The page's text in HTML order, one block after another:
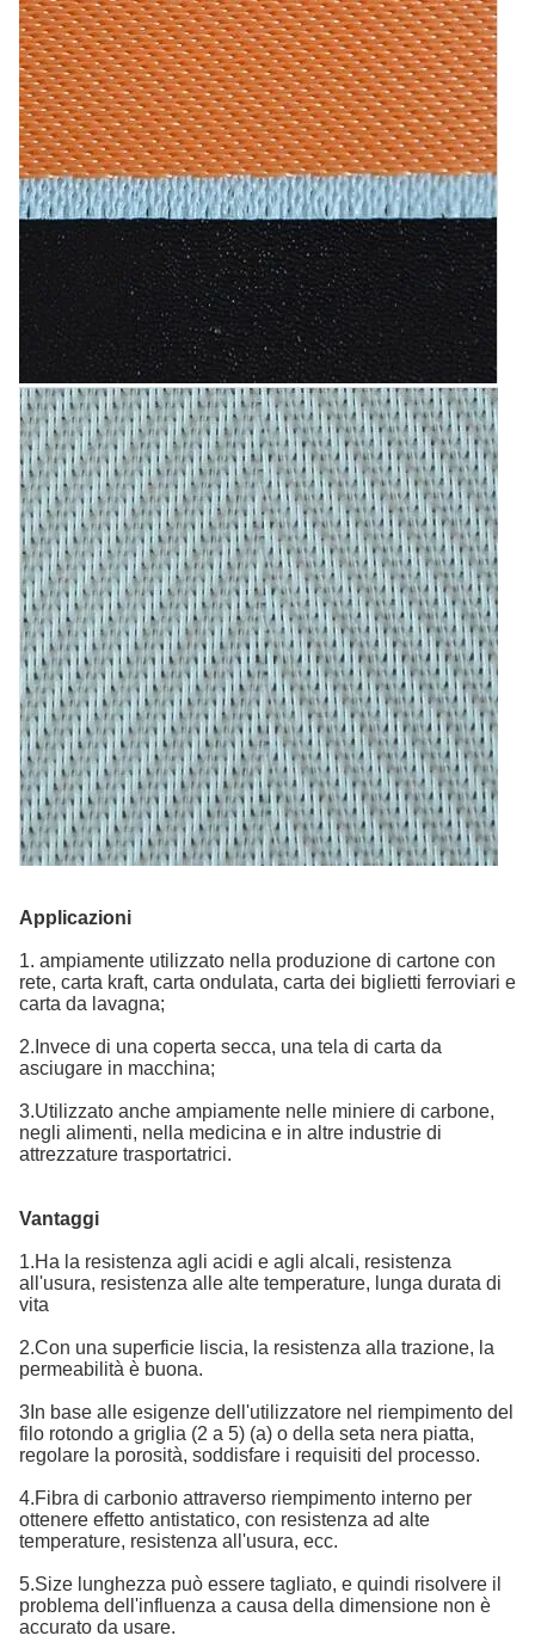
Applicazioni
1. ampiamente utilizzato nella produzione di cartone con
rete, carta kraft, carta ondulata, carta dei biglietti ferroviari e
carta da lavagna;
2.Invece di una coperta secca, una tela di carta da
asciugare in macchina;
3.Utilizzato anche ampiamente nelle miniere di carbone,
negli alimenti, nella medicina e in altre industrie di
attrezzature trasportatrici.
Vantaggi
1.Ha la resistenza agli acidi e agli alcali, resistenza
all'usura, resistenza alle alte temperature, lunga durata di
vita
2.Con una superficie liscia, la resistenza alla trazione, la
permeabilità è buona.
3In base alle esigenze dell'utilizzatore nel riempimento del
filo rotondo a griglia (2 a 5) (a) o della seta nera piatta,
regolare la porosità, soddisfare i requisiti del processo.
4.Fibra di carbonio attraverso riempimento interno per
ottenere effetto antistatico, con resistenza ad alte
temperature, resistenza all'usura, ecc.
5.Size lunghezza può essere tagliato, e quindi risolvere il
problema dell'influenza a causa della dimensione non è
accurato da usare.